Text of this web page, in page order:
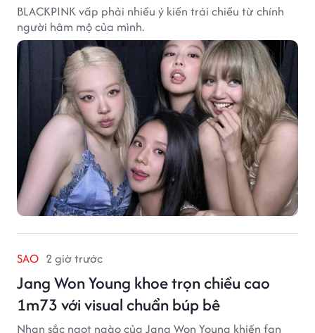
BLACKPINK vấp phải nhiều ý kiến trái chiều từ chính
người hâm mộ của mình.
SAO 2 giờ trước
Jang Won Young khoe trọn chiều cao
1m73 với visual chuẩn búp bê
Nhan sắc ngọt ngào của Jang Won Young khiến fan